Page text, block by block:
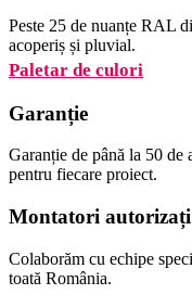
Peste 25 de nuanțe RAL
acoperiș și pluvial.
Paletar de culori
Garanție
Garanție de până la 50
pentru fiecare proiect.
Montatori autorizați
Colaborăm cu echipe
toată România.